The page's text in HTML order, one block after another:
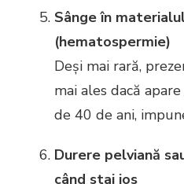
Sânge în
(hematospermie)
Deși mai rară,
mai ales dacă
de 40 de ani,
Durere pelviană
când stai jos